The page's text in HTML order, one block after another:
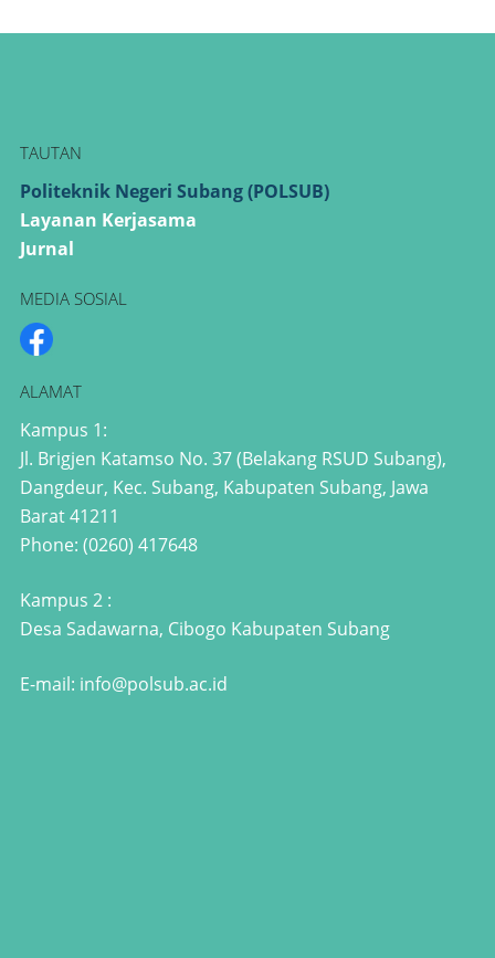
TAUTAN
Politeknik Negeri Subang (POLSUB)
Layanan Kerjasama
Jurnal
MEDIA SOSIAL
ALAMAT
Kampus 1:
Jl. Brigjen Katamso No. 37 (Belakang RSUD Subang),
Dangdeur, Kec. Subang, Kabupaten Subang, Jawa
Barat 41211
Phone: (0260) 417648
Kampus 2 :
Desa Sadawarna, Cibogo Kabupaten Subang
E-mail: info@polsub.ac.id